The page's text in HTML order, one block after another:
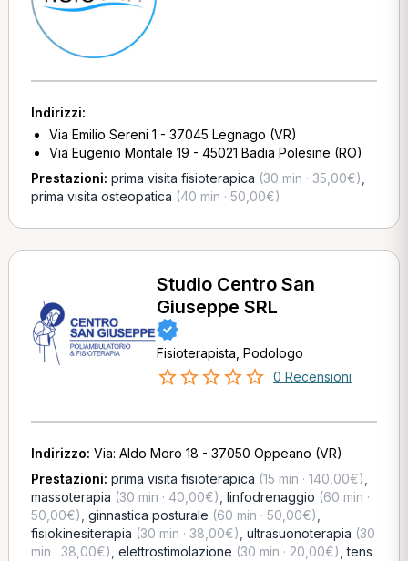
Indirizzi:
Via Emilio Sereni 1 - 37045 Legnago (VR)
Via Eugenio Montale 19 - 45021 Badia Polesine (RO)
Prestazioni: prima visita fisioterapica (30 min · 35,00€)
prima visita osteopatica (40 min · 50,00€)
Studio Centro San
Giuseppe SRL
Fisioterapista, Podologo
0 Recensioni
Indirizzo: Via: Aldo Moro 18 - 37050 Oppeano (VR)
Prestazioni: prima visita fisioterapica (15 min · 140,00€)
massoterapia (30 min · 40,00€) linfodrenaggio (60 min ·
50,00€) ginnastica posturale (60 min · 50,00€)
fisiokinesiterapia (30 min · 38,00€) ultrasuonoterapia (30
min · 38,00€) elettrostimolazione (30 min · 20,00€) ,tens